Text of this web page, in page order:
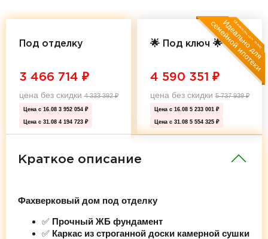
Под отделку
3 466 714 ₽
цена без скидки4 333 392₽
Цена с 16.08 3 952 054 ₽
Цена с 31.08 4 194 723 ₽
🌟 Под ключ 🌟
4 590 351 ₽
цена без скидки5 737 939₽
Цена с 16.08 5 233 001 ₽
Цена с 31.08 5 554 325 ₽
Краткое описание
Фахверковый дом под отделку
✅ Прочный ЖБ фундамент
✅ Каркас из строганной доски камерной сушки